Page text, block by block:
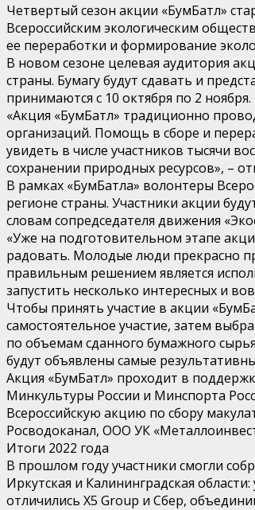
Четвертый сезон акции «БумБатл»
Всероссийским экологическим
ее переработки и формирование
В новом сезоне целевая аудитория
страны. Бумагу будут сдавать и
принимаются с 10 октября по 2
«Акция «БумБатл» традиционно
организаций. Помощь в сборе и
увидеть в числе участников тысячи
сохранении природных ресурсов», –
В рамках «БумБатла» волонтеры
регионе страны. Участники акции
словам сопредседателя движения
«Уже на подготовительном этапе
радовать. Молодые люди прекрасно
правильным решением является
запустить несколько интересных и
Чтобы принять участие в акции
самостоятельное участие, затем
по объемам сданного бумажного
будут объявлены самые
Акция «БумБатл» проходит в
Минкультуры России и Минспорта
Всероссийскую акцию по сбору
Росводоканал, ООО УК
Итоги 2022 года
В прошлом году участники смогли
Иркутская и Калининградская
отличились Х5 Group и Сбер,